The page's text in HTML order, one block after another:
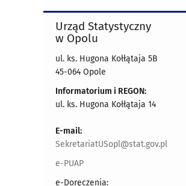
Urząd Statystyczny
w Opolu
ul. ks. Hugona Kołłątaja 5B
45-064 Opole
Informatorium i REGON:
ul. ks. Hugona Kołłątaja 14
E-mail:
SekretariatUSopl@stat.gov.pl
e-PUAP
e-Doręczenia: